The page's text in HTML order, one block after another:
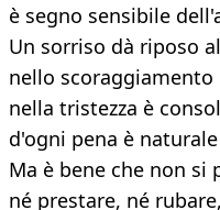
è segno sensibile
Un sorriso dà riposo
nello
nella tristezza è
d'ogni pena è
Ma è bene che non si
né prestare, né rubare,